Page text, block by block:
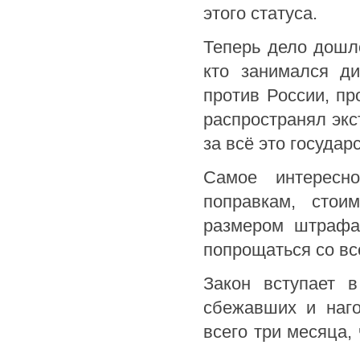
этого статуса.
Теперь дело
кто занимался
против России,
распространял
за всё это
Самое
поправкам,
размером
попрощаться со
Закон вступает
сбежавших и
всего три месяца,